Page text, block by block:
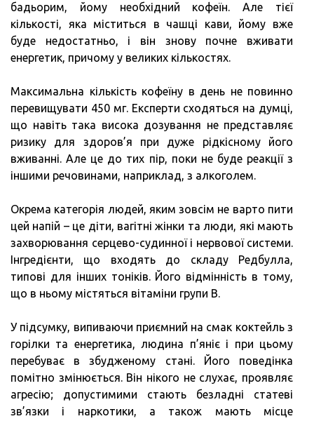
бадьорим, йому необхідний кофеїн. Але тієї
кількості, яка міститься в чашці кави, йому вже
буде недостатньо, і він знову почне вживати
енергетик, причому у великих кількостях.
Максимальна кількість кофеїну в день не повинно
перевищувати 450 мг. Експерти сходяться на думці,
що навіть така висока дозування не представляє
ризику для здоров’я при дуже рідкісному його
вживанні. Але це до тих пір, поки не буде реакції з
іншими речовинами, наприклад, з алкоголем.
Окрема категорія людей, яким зовсім не варто пити
цей напій – це діти, вагітні жінки та люди, які мають
захворювання серцево-судинної і нервової системи.
Інгредієнти, що входять до складу Редбулла,
типові для інших тоніків. Його відмінність в тому,
що в ньому містяться вітаміни групи В.
У підсумку, випиваючи приємний на смак коктейль з
горілки та енергетика, людина п’яніє і при цьому
перебуває в збудженому стані. Його поведінка
помітно змінюється. Він нікого не слухає, проявляє
агресію; допустимими стають безладні статеві
зв’язки і наркотики, а також мають місце